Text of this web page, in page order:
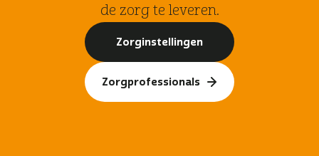
de zorg te leveren.
Zorginstellingen
Zorgprofessionals